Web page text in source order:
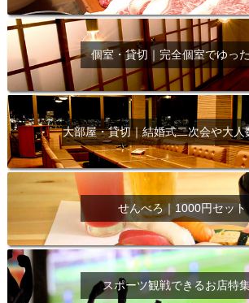
個室・貸切｜完全個室でゆっ
大部屋・貸切｜結婚式二次会や大人
せんべろ｜1000円セット
スポーツ観戦できるお店特集